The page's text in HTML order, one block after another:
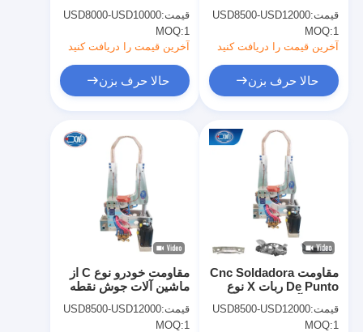
محصولات
دربارهی ما
کارخانه تور
تماس با ما
قیمت:USD8000-USD10000
MOQ:1
آخرین قیمت را دریافت کنید
حالا حرف بزن
اسلحه
قیمت:USD8500-USD12000
MOQ:1
آخرین قیمت را دریافت کنید
حالا حرف بزن
مقاومت خودرو نوع C از
ماشین آلات جوش نقطه
قیمت:USD8500-USD12000
MOQ:1
مقاومت Cnc Soldadora
De Punto ربات X نوع
ای رباتیک
قیمت:USD8500-USD12000
MOQ:1